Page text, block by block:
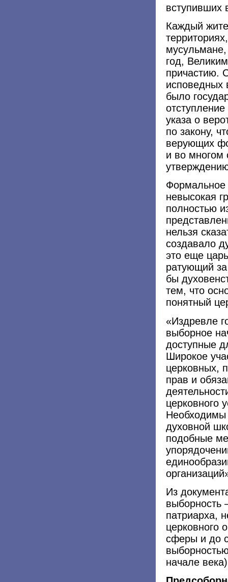
вступивших
Каждый
год,
причастию.
исповедных
было
указа о
по закону,
верующих
и во многом
Формальное
невысокая
полностью
нельзя
создавало
это еще
ратующий
бы
тем, что
понятный
«Издревле
выборное
доступные
Широкое
церковных,
прав и
церковного
Необходимы
духовной
подобные
Из
выборность
патриарха,
церковного
сферы и до
начале